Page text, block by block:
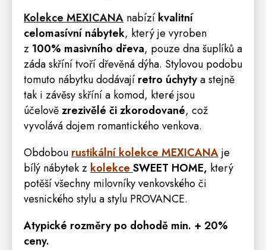
Kolekce MEXICANA nabízí kvalitní
celomasívní nábytek, který je vyroben
z 100% masivního dřeva, pouze dna šuplíků a
záda skříní tvoří dřevěná dýha. Stylovou podobu
tomuto nábytku dodávají retro úchytya stejně
tak i závěsy skříní a komod, které jsou
účelovězrezivělé či zkorodované, což
vyvolává dojem romantického venkova.
Obdobou rustikální kolekce MEXICANAje
bílý nábytek z kolekce SWEET HOME, který
potěší všechny milovníky venkovského či
vesnického stylu a stylu PROVANCE.
Atypické rozměry po dohodě min. + 20%
ceny.